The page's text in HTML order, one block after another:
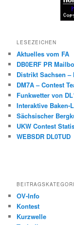
LESEZEICHEN
Aktuelles vom FA
DB0ERF PR
Distrikt Sachsen –
DM7A – Contest
Funkwetter von
Interaktive Baken-
Sächsischer
UKW Contest
WEBSDR DL0TUD
OV-Info
Kontest
Kurzwelle